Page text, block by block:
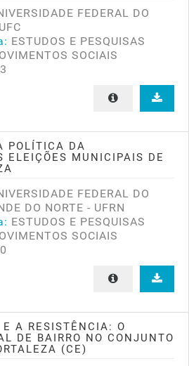
FEDERAL DO
ESTUDOS E PESQUISAS
SOCIAIS
POLÍTICA DA
ELEIÇÕES MUNICIPAIS DE
FEDERAL DO
DO NORTE - UFRN
ESTUDOS E PESQUISAS
SOCIAIS
E A RESISTÊNCIA: O
DE BAIRRO NO CONJUNTO
(CE)